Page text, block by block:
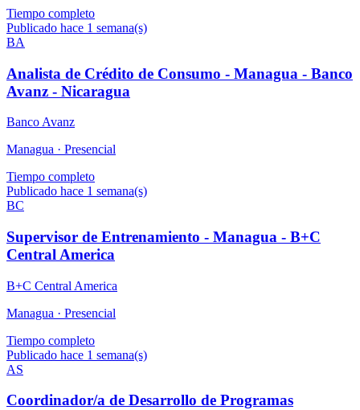
Tiempo completo
Publicado hace 1 semana(s)
BA
Analista de Crédito de Consumo - Managua - Banco
Avanz - Nicaragua
Banco Avanz
Managua · Presencial
Tiempo completo
Publicado hace 1 semana(s)
BC
Supervisor de Entrenamiento - Managua - B+C
Central America
B+C Central America
Managua · Presencial
Tiempo completo
Publicado hace 1 semana(s)
AS
Coordinador/a de Desarrollo de Programas